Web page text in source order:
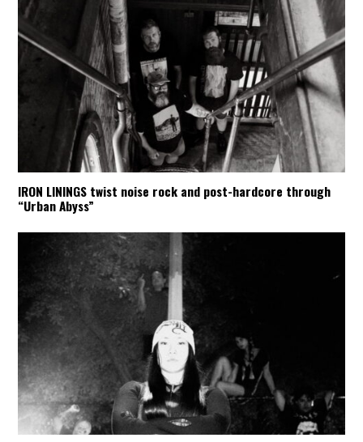
IRON LININGS twist noise rock and post-hardcore through
“Urban Abyss”